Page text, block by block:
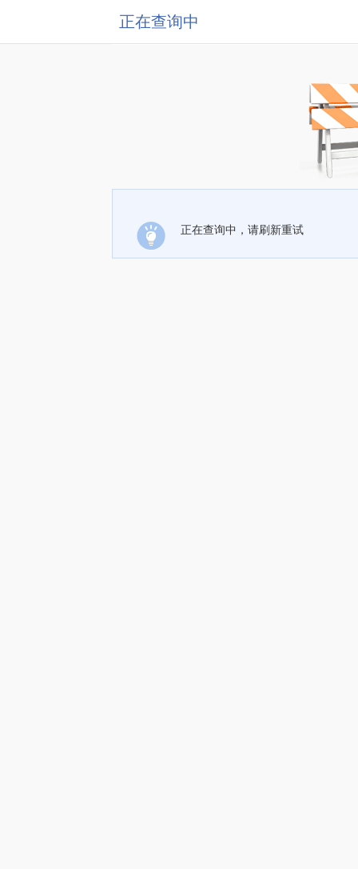
正在查询中
正在查询中，请刷新重试